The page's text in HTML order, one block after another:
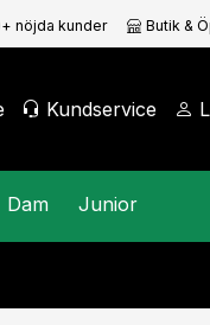
nöjda kunder Butik &
Kundservice
Dam Junior